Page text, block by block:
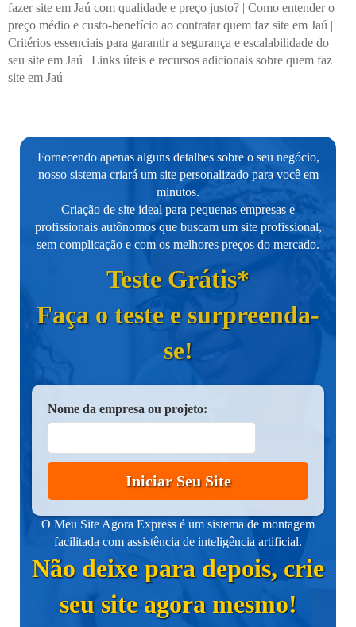
fazer site em Jaú com qualidade e preço justo? | Como entender o
preço médio e custo-benefício ao contratar quem faz site em Jaú |
Critérios essenciais para garantir a segurança e escalabilidade do
seu site em Jaú | Links úteis e recursos adicionais sobre quem faz
site em Jaú
Fornecendo apenas alguns detalhes sobre o seu negócio,
nosso sistema criará um site personalizado para você em
minutos.
Criação de site ideal para pequenas empresas e
profissionais autônomos que buscam um site profissional,
sem complicação e com os melhores preços do mercado.
Teste Grátis*
Faça o teste e surpreenda-
se!
Nome da empresa ou projeto:
Iniciar Seu Site
O Meu Site Agora Express é um sistema de montagem
facilitada com assistência de inteligência artificial.
Não deixe para depois, crie
seu site agora mesmo!